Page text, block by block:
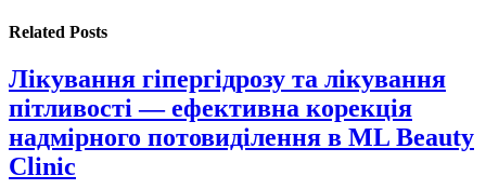
Related Posts
Лікування гіпергідрозу та лікування
пітливості — ефективна корекція
надмірного потовиділення в ML Beauty
Clinic